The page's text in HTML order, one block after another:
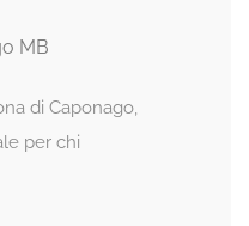
MB
di Caponago,
per chi